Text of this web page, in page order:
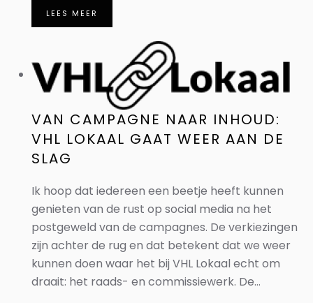
LEES MEER
VAN CAMPAGNE NAAR INHOUD:
VHL LOKAAL GAAT WEER AAN DE
SLAG
Ik hoop dat iedereen een beetje heeft kunnen
genieten van de rust op social media na het
postgeweld van de campagnes. De verkiezingen
zijn achter de rug en dat betekent dat we weer
kunnen doen waar het bij VHL Lokaal echt om
draait: het raads- en commissiewerk. De...